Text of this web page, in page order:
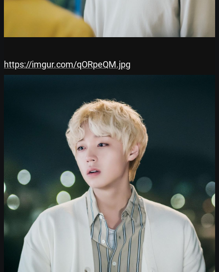
https://imgur.com/qORpeQM.jpg